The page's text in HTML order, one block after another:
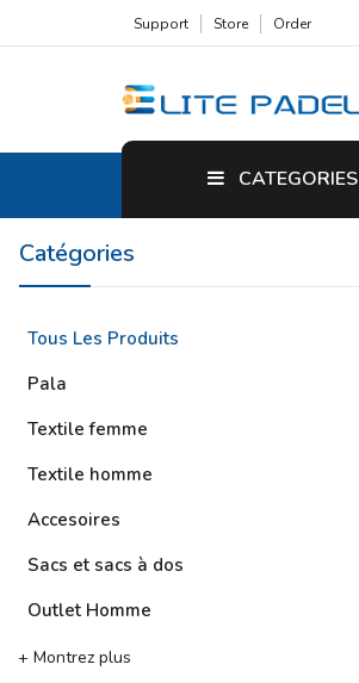
Support Store Order
CATEGORIES
Catégories
Tous Les Produits
Pala
Textile femme
Textile homme
Accesoires
Sacs et sacs à dos
Outlet Homme
+ Montrez plus